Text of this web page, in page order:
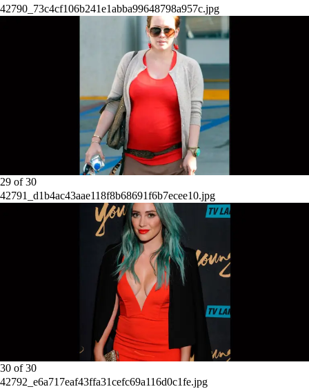
42790_73c4cf106b241e1abba99648798a957c.jpg
29 of30
42791_d1b4ac43aae118f8b68691f6b7ecee10.jpg
30 of30
42792_e6a717eaf43ffa31cefc69a116d0c1fe.jpg